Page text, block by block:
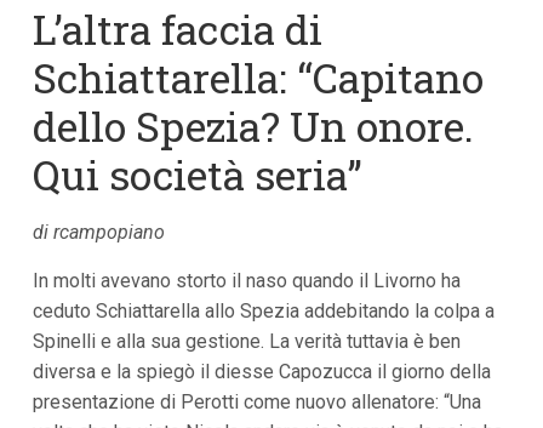
i
n
e
n
u
t
r
n
c
p
a
i
L’altra faccia di
Schiattarella: “Capitano
dello Spezia? Un onore.
Qui società seria”
di rcampopiano
In molti avevano storto il naso quando il Livorno ha
ceduto Schiattarella allo Spezia addebitando la colpa a
Spinelli e alla sua gestione. La verità tuttavia è ben
diversa e la spiegò il diesse Capozucca il giorno della
presentazione di Perotti come nuovo allenatore: “Una